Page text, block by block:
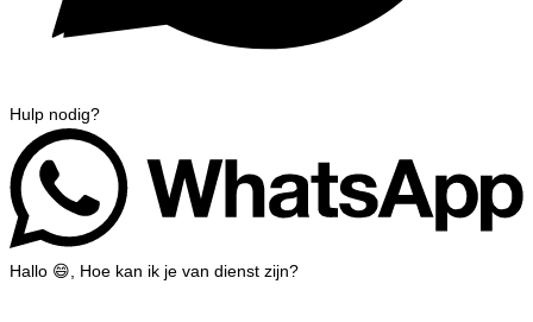
Hulp nodig?
Hallo 😄, Hoe kan ik je van dienst zijn?